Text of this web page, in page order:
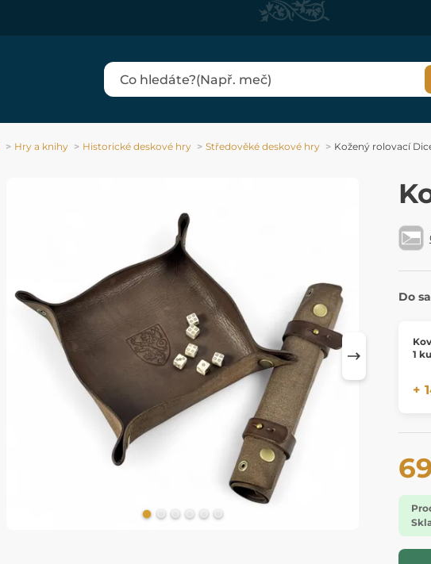
Hry a knihy Historické deskové hry Středověké deskové hry Kožený rolovací
Do
1
+